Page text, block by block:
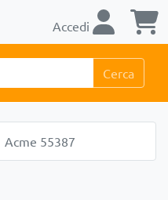
Accedi
Cerca
Acme 55387